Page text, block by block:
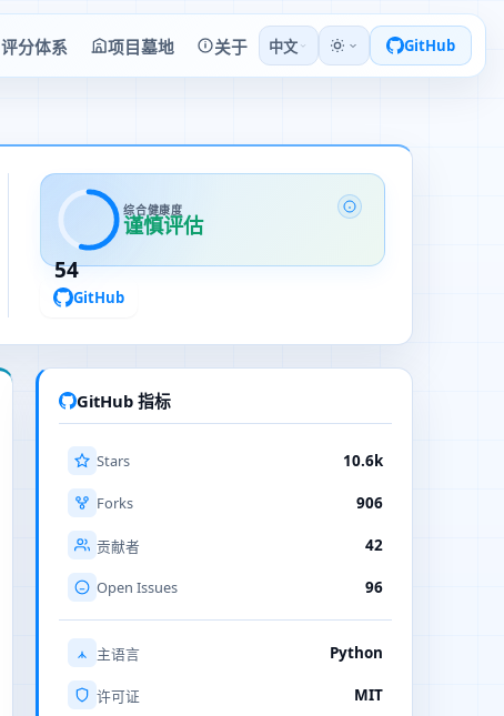
评分体系 项目墓地 关于 中文 GitHub
54
综合健康度
谨慎评估
GitHub
GitHub 指标
Stars 10.6k
Forks 906
贡献者 42
Open Issues 96
主语言 Python
许可证 MIT